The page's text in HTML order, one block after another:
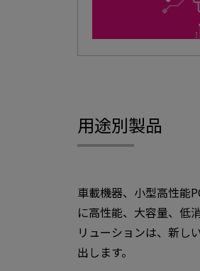
用途別製品
車載機器、小型高性能
に高性能、大容量、低
リューションは、新し
出します。